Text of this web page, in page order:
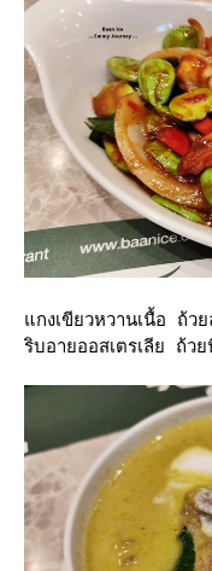
กงเขียวหวานเนื้อ ถ้ว
ริบอายออสเตรเลีย ถ้ว